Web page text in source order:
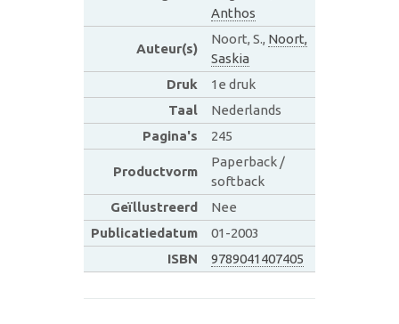
Anthos
Auteur(s)
Noort, S., Noort,
Saskia
Druk
1e druk
Taal
Nederlands
Pagina's
245
Productvorm
Paperback /
softback
Geïllustreerd
Nee
Publicatiedatum
01-2003
ISBN
9789041407405